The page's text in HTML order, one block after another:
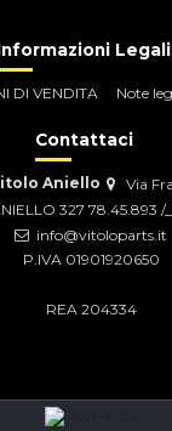
Legali
DI VENDITA Note
Contattaci
Aniello
Via
327 78.45.893 /
info@vitoloparts.it
P.IVA 01901920650
REA 204334